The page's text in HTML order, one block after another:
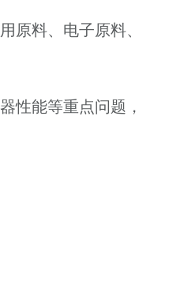
原料、电子原料、
性能等重点问题，